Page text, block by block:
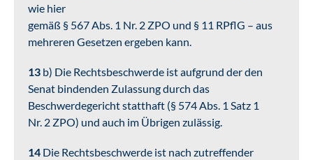
wie hier
gemäß § 567 Abs. 1 Nr. 2 ZPO und § 11 RPflG – aus
mehreren Gesetzen ergeben kann.
13 b) Die Rechtsbeschwerde ist aufgrund der den
Senat bindenden Zulassung durch das
Beschwerdegericht statthaft (§ 574 Abs. 1 Satz 1
Nr. 2 ZPO) und auch im Übrigen zulässig.
14 Die Rechtsbeschwerde ist nach zutreffender